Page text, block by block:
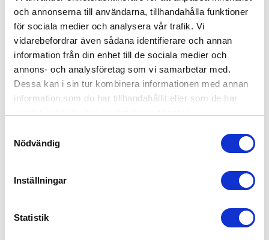
och annonserna till användarna, tillhandahålla funktioner
för sociala medier och analysera vår trafik. Vi
vidarebefordrar även sådana identifierare och annan
information från din enhet till de sociala medier och
annons- och analysföretag som vi samarbetar med.
Dessa kan i sin tur kombinera informationen med annan
information som du har tillhandahållit eller som de har
Nödvändig
Inställningar
Statistik
Recycled
VINGA Avery RCS bordslampa
VINGA Niori RCS bordslampa